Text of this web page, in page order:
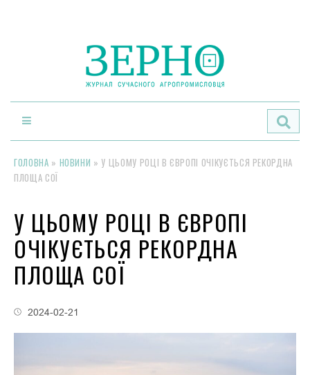
ГОЛОВНА » НОВИНИ » У ЦЬОМУ РОЦІ В ЄВРОПІ ОЧІКУЄТЬСЯ РЕКОРДНА
ПЛОЩА СОЇ
У ЦЬОМУ РОЦІ В ЄВРОПІ
ОЧІКУЄТЬСЯ РЕКОРДНА
ПЛОЩА СОЇ
2024-02-21